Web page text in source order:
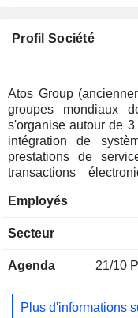
Profil Société
Atos Group
groupes mondiaux
s'organise autour de 3 pôles : - prestations
intégration de
prestations de
transactions
paiement, etc.
Employés
Secteur
Agenda 21/10
Plus d'informations